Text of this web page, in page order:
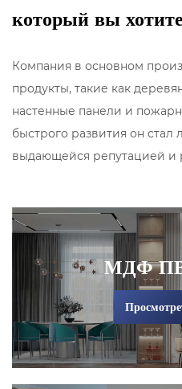
который вы хотите
Компания в основном
продукты, такие как
настенные панели и
быстрого развития он стал
выдающейся репутацией и
МДФ